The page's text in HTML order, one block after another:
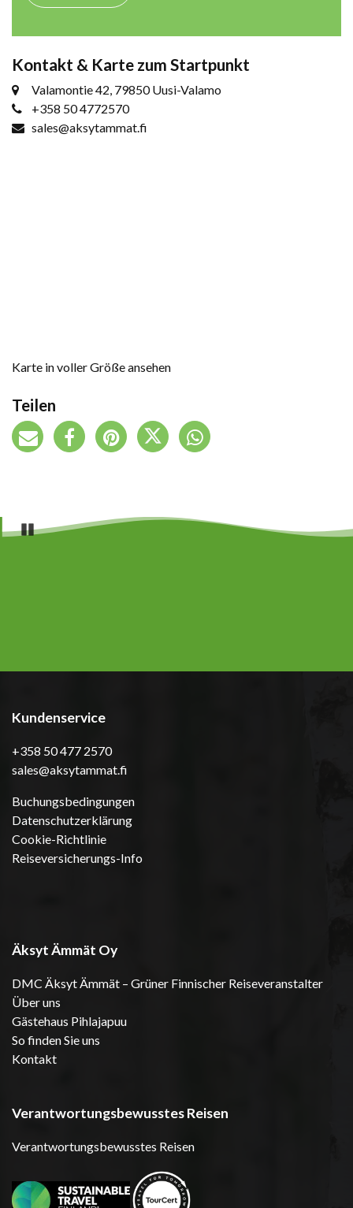
Kontakt & Karte zum Startpunkt
Valamontie 42, 79850 Uusi-Valamo
+358 50 4772570
sales@aksytammat.fi
Karte in voller Größe ansehen
Teilen
Pause
Kundenservice
+358 50 477 2570
sales@aksytammat.fi
Buchungsbedingungen
Datenschutzerklärung
Cookie-Richtlinie
Reiseversicherungs-Info
Äksyt Ämmät Oy
DMC Äksyt Ämmät – Grüner Finnischer Reiseveranstalter
Über uns
Gästehaus Pihlajapuu
So finden Sie uns
Kontakt
Verantwortungsbewusstes Reisen
Verantwortungsbewusstes Reisen